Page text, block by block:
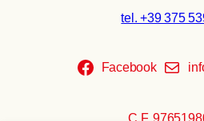
tel. +39 375
Facebook